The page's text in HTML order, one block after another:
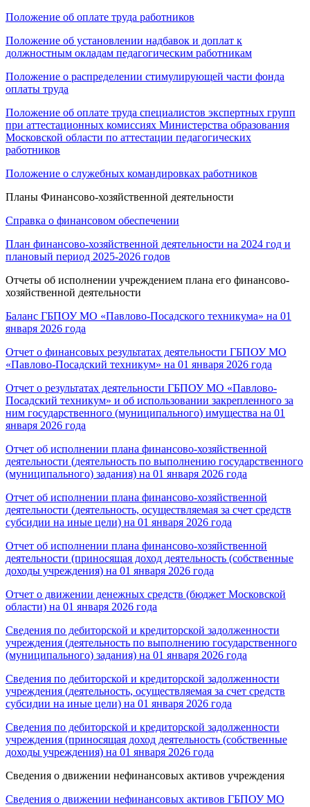
Положение об оплате труда работников
Положение об установлении надбавок и доплат к
должностным окладам педагогическим работникам
Положение о распределении стимулирующей части фонда
оплаты труда
Положение об оплате труда специалистов экспертных групп
при аттестационных комиссиях Министерства образования
Московской области по аттестации педагогических
работников
Положение о служебных командировках работников
Планы Финансово-хозяйственной деятельности
Справка о финансовом обеспечении
План финансово-хозяйственной деятельности на 2024 год и
плановый период 2025-2026 годов
Отчеты об исполнении учреждением плана его финансово-
хозяйственной деятельности
Баланс ГБПОУ МО «Павлово-Посадского техникума» на 01
января 2026 года
Отчет о финансовых результатах деятельности ГБПОУ МО
«Павлово-Посадский техникум» на 01 января 2026 года
Отчет о результатах деятельности ГБПОУ МО «Павлово-
Посадский техникум» и об использовании закрепленного за
ним государственного (муниципального) имущества на 01
января 2026 года
Отчет об исполнении плана финансово-хозяйственной
деятельности (деятельность по выполнению государственного
(муниципального) задания) на 01 января 2026 года
Отчет об исполнении плана финансово-хозяйственной
деятельности (деятельность, осуществляемая за счет средств
субсидии на иные цели) на 01 января 2026 года
Отчет об исполнении плана финансово-хозяйственной
деятельности (приносящая доход деятельность (собственные
доходы учреждения) на 01 января 2026 года
Отчет о движении денежных средств (бюджет Московской
области) на 01 января 2026 года
Сведения по дебиторской и кредиторской задолженности
учреждения (деятельность по выполнению государственного
(муниципального) задания) на 01 января 2026 года
Сведения по дебиторской и кредиторской задолженности
учреждения (деятельность, осуществляемая за счет средств
субсидии на иные цели) на 01 января 2026 года
Сведения по дебиторской и кредиторской задолженности
учреждения (приносящая доход деятельность (собственные
доходы учреждения) на 01 января 2026 года
Сведения о движении нефинансовых активов учреждения
Сведения о движении нефинансовых активов ГБПОУ МО